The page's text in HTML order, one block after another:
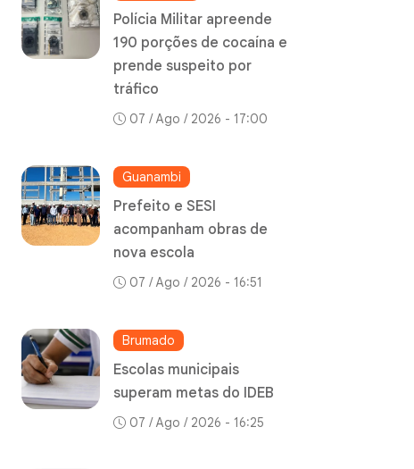
Polícia Militar apreende
190 porções de cocaína e
prende suspeito por
tráfico
07 / Ago / 2026 - 17:00
Guanambi
Prefeito e SESI
acompanham obras de
nova escola
07 / Ago / 2026 - 16:51
Brumado
Escolas municipais
superam metas do IDEB
07 / Ago / 2026 - 16:25